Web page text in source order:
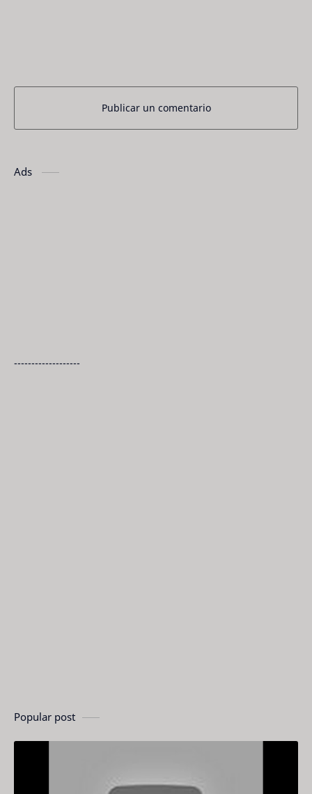
Publicar un comentario
Ads
-------------------
Popular post